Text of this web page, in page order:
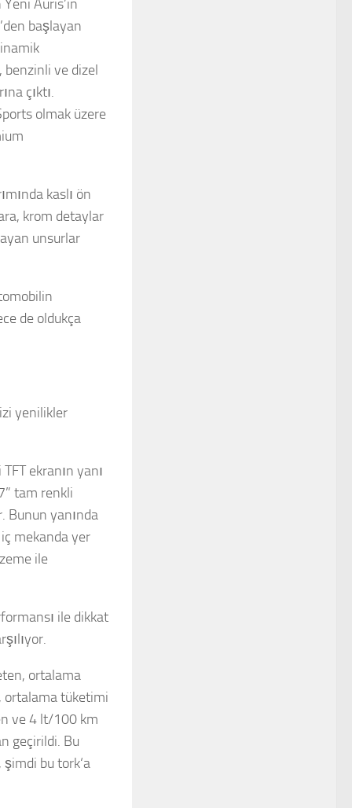
Auris’in
başlayan
benzinli ve dizel
çıktı.
olmak üzere
kaslı ön
krom detaylar
unsurlar
de oldukça
yenilikler
ekranın yanı
tam renkli
Bunun yanında
iç mekanda yer
ile
ile dikkat
ortalama
ortalama tüketimi
ve 4 lt/100 km
geçirildi. Bu
bu tork‘a